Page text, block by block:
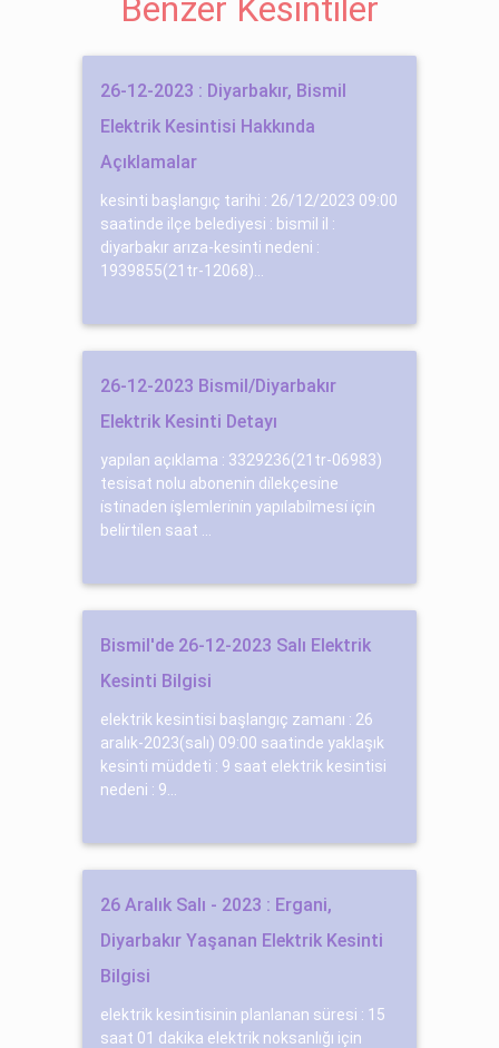
26-12-2023 : Diyarbakır, Bismil
Elektrik Kesintisi Hakkında
Açıklamalar
kesinti başlangıç tarihi : 26/12/2023 09:00
saatinde ilçe belediyesi : bismil il :
diyarbakır arıza-kesinti nedeni :
1939855(21tr-12068)...
26-12-2023 Bismil/Diyarbakır
Elektrik Kesinti Detayı
yapılan açıklama : 3329236(21tr-06983)
tesi̇sat nolu aboneni̇n di̇lekçesi̇ne
i̇sti̇naden i̇şlemleri̇ni̇n yapılabi̇lmesi̇ i̇çi̇n
beli̇rti̇len saat ...
Bismil'de 26-12-2023 Salı Elektrik
Kesinti Bilgisi
elektrik kesintisi başlangıç zamanı : 26
aralık-2023(salı) 09:00 saatinde yaklaşık
kesinti müddeti : 9 saat elektrik kesintisi
nedeni : 9...
26 Aralık Salı - 2023 : Ergani,
Diyarbakır Yaşanan Elektrik Kesinti
Bilgisi
elektrik kesintisinin planlanan süresi : 15
saat 01 dakika elektrik noksanlığı için